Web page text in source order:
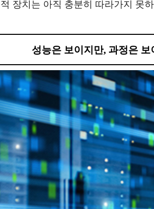
장치는 아직 충분히 따라가지 못
성능은 보이지만, 과정은 보